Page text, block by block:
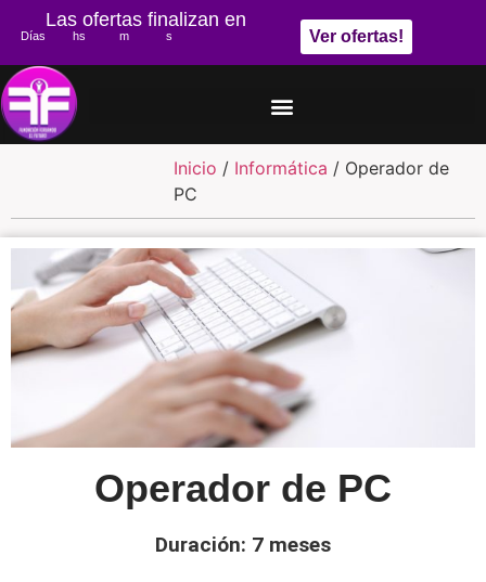
Las ofertas finalizan en
Días hs m s Ver ofertas!
Inicio / Informática / Operador de
PC
Operador de PC
Duración: 7 meses